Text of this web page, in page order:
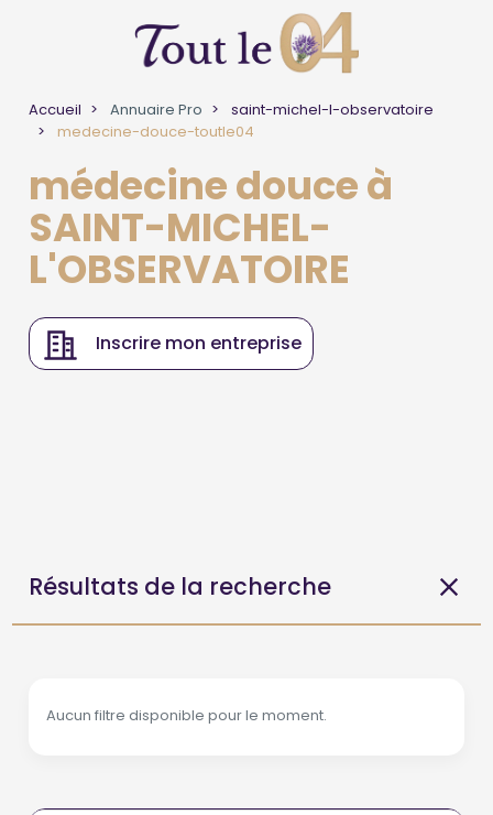
Accueil Annuaire Pro
saint-michel-l-observatoire
medecine-douce-toutle04
médecine douce à
SAINT-MICHEL-
L'OBSERVATOIRE
Inscrire mon entreprise
Résultats de la recherche
Aucun filtre disponible pour le moment.